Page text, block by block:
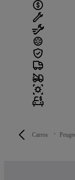
Carros